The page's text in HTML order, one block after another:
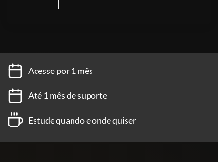
Acesso por 1 mês
Até 1 mês de suporte
Estude quando e onde quiser